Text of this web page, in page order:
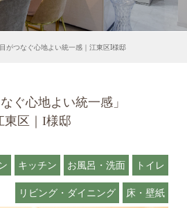
がつなぐ心地よい統一感｜江東区I様邸
ぐ心地よい統一感」
東区｜I様邸
キッチン お風呂・洗面 トイレ
リビング・ダイニング 床・壁紙